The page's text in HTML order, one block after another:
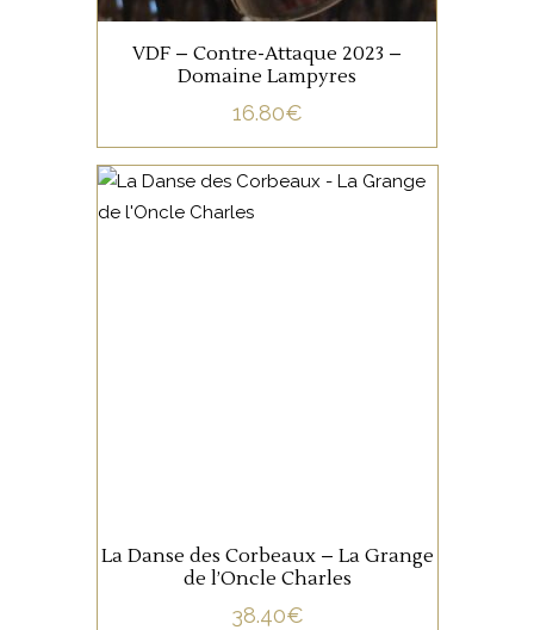
framboises, finale herbacé et
frais, tension élégante, tanina
soyeux et rafraîchissants,
VDF – Contre-Attaque 2023 –
Domaine Lampyres
16.80€
VIN DE FRANCE
La Danse des Corbeaux – La Grange
de l’Oncle Charles
38.40€